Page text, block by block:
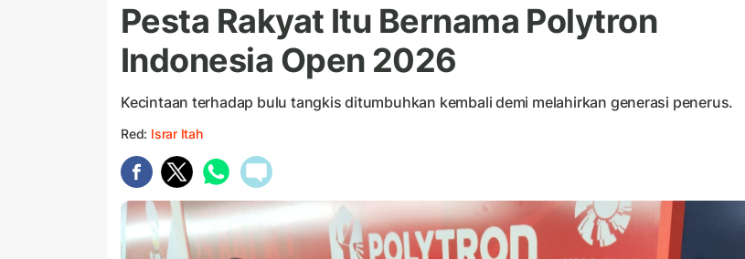
Pesta Rakyat Itu Bernama Polytron
Indonesia Open 2026
Kecintaan terhadap bulu tangkis ditumbuhkan kembali demi melahirkan generasi penerus.
Red: Israr Itah